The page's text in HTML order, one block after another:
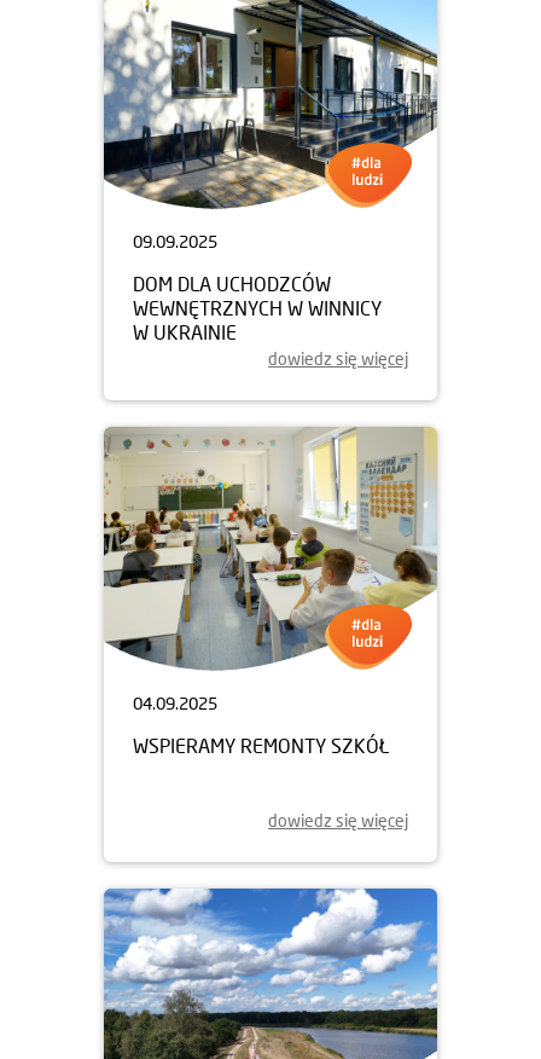
09.09.2025
DOM DLA UCHODZCÓW
WEWNĘTRZNYCH W WINNICY
W UKRAINIE
dowiedz się więcej
04.09.2025
WSPIERAMY REMONTY SZKÓŁ
dowiedz się więcej